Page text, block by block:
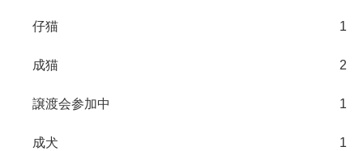
仔猫 1
成猫 2
譲渡会参加中 1
成犬 1